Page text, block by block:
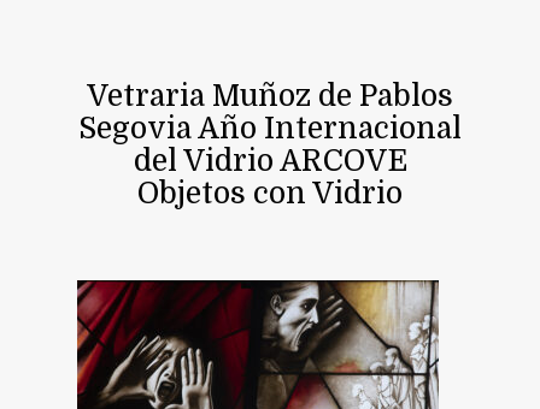
Vetraria Muñoz de Pablos
Segovia Año Internacional
del Vidrio ARCOVE
Objetos con Vidrio